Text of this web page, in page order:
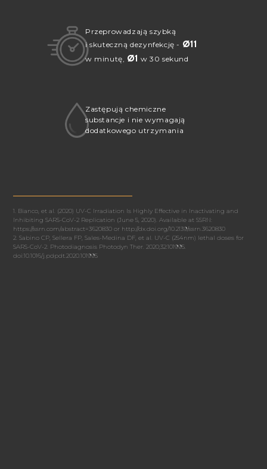
Przeprowadzają szybką
i skuteczną dezynfekcję - Ø11
w minutę, Ø1 w 30 sekund
Zastępują chemiczne
substancje i nie wymagają
dodatkowego utrzymania
1. Bianco, et al. (2020) UV-C Irradiation Is Highly Effective in Inactivating and
Inhibiting SARS-CoV-2 Replication (June 5, 2020). Available at SSRN:
https://ssrn.com/abstract=3620830 or http://dx.doi.org/10.2139/ssrn.3620830
2. Sabino CP, Sellera FP, Sales-Medina DF, et al. UV-C (254 nm) lethal doses for
SARS-CoV-2. Photodiagnosis Photodyn Ther. 2020;32:101995.
doi:10.1016/j.pdpdt.2020.101995